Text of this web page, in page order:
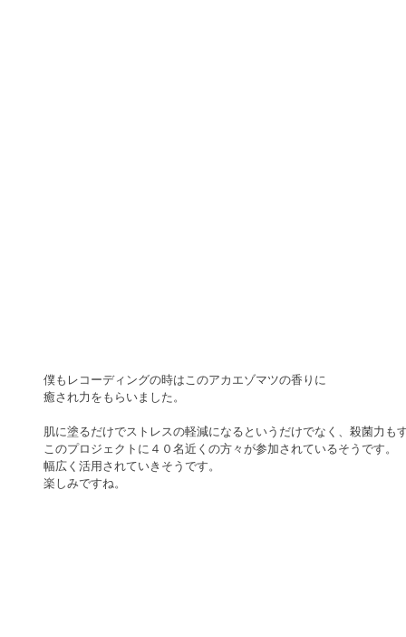
僕もレコーディングの時はこのアカエゾマツの香りに
癒され力をもらいました。
肌に塗るだけでストレスの軽減になるというだけでなく、殺菌力も
このプロジェクトに４０名近くの方々が参加されているそうです。
幅広く活用されていきそうです。
楽しみですね。